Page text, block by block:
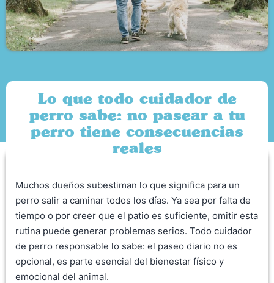
Lo que todo cuidador de
perro sabe: no pasear a tu
perro tiene consecuencias
reales
Muchos dueños subestiman lo que significa para un
perro salir a caminar todos los días. Ya sea por falta de
tiempo o por creer que el patio es suficiente, omitir esta
rutina puede generar problemas serios. Todo cuidador
de perro responsable lo sabe: el paseo diario no es
opcional, es parte esencial del bienestar físico y
emocional del animal.